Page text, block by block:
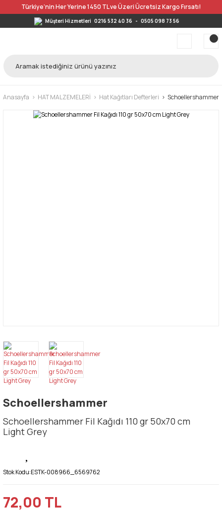
Türkiye’nin Her Yerine 1450 TL ve Üzeri Ücretsiz Kargo Fırsatı!
Müşteri Hizmetleri 0216 532 40 36 - 0505 098 73 56
Anasayfa HAT MALZEMELERİ Hat Kağıtları Defterleri Schoellershammer
Schoellershammer
Schoellershammer Fil Kağıdı 110 gr 50x70 cm
Light Grey
Stok Kodu:ESTK-008966_6569762
72,00 TL